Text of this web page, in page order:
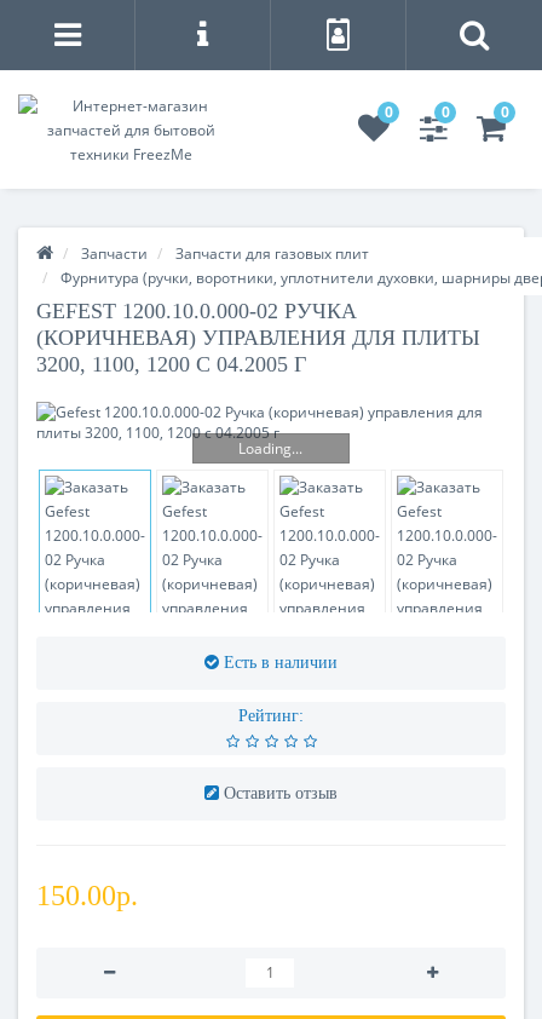
0 0 0
Запчасти
Запчасти для газовых плит
Фурнитура (ручки, воротники, уплотнители духовки, шарниры
GEFEST 1200.10.0.000-02 РУЧКА
(КОРИЧНЕВАЯ) УПРАВЛЕНИЯ ДЛЯ ПЛИТЫ
3200, 1100, 1200 С 04.2005 Г
Loading...
Есть в наличии
Рейтинг:
Оставить отзыв
150.00р.